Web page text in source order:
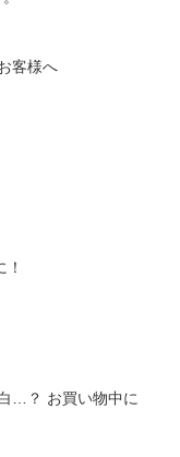
客様へ
…？ お買い物中に